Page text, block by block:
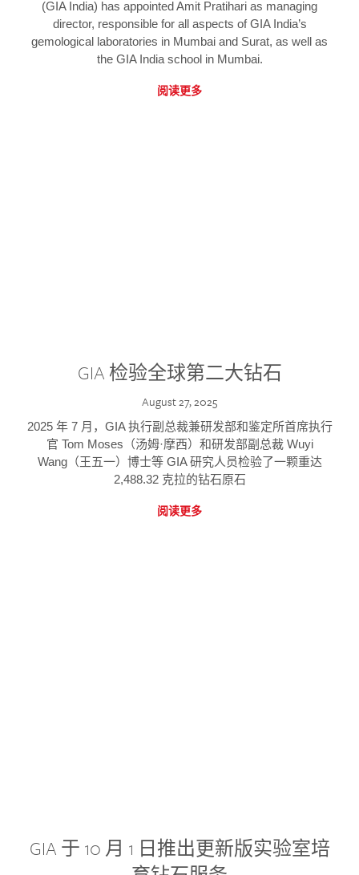
(GIA India) has appointed Amit Pratihari as managing
director, responsible for all aspects of GIA India’s
gemological laboratories in Mumbai and Surat, as well as
the GIA India school in Mumbai.
阅读更多
GIA 检验全球第二大钻石
August 27, 2025
2025 年 7 月，GIA 执行副总裁兼研发部和鉴定所首席执行
官 Tom Moses（汤姆·摩西）和研发部副总裁 Wuyi
Wang（王五一）博士等 GIA 研究人员检验了一颗重达
2,488.32 克拉的钻石原石
阅读更多
GIA 于 10 月 1 日推出更新版实验室培